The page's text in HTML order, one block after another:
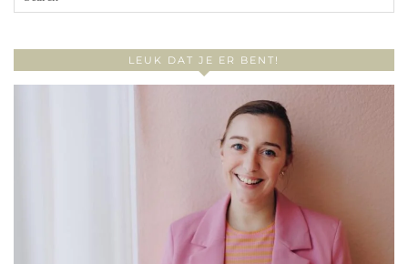
LEUK DAT JE ER BENT!